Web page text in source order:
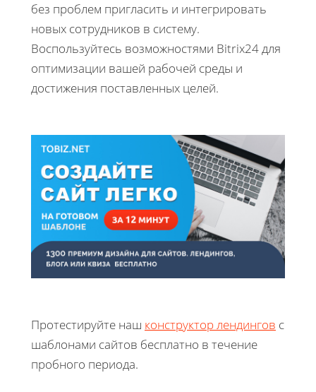
без проблем пригласить и интегрировать
новых сотрудников в систему.
Воспользуйтесь возможностями Bitrix24 для
оптимизации вашей рабочей среды и
достижения поставленных целей.
Протестируйте наш конструктор лендингов с
шаблонами сайтов бесплатно в течение
пробного периода.